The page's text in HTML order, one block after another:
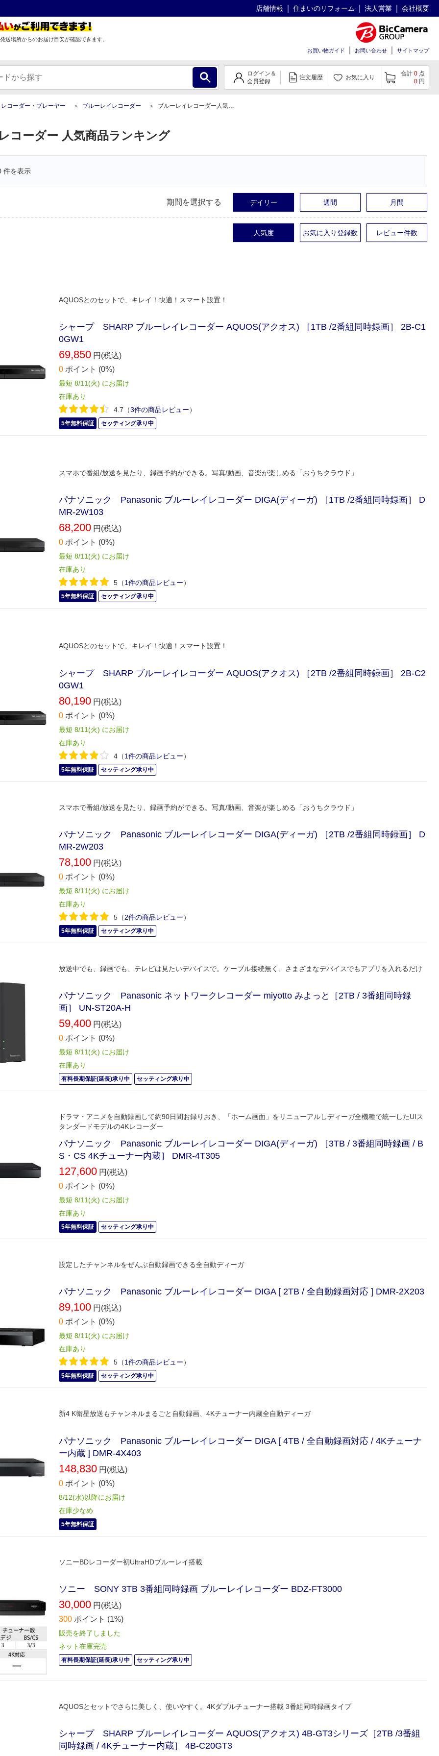
店舗情報 住まいのリフォーム 法人営業 会社概要
送場所からのお届け目安が確認できます。
お買い物ガイド
お問い合わせ サイトマップ
ログイン＆
会員登録
注文履歴 お気に入り
合計 0 点
0 円
レコーダー・プレーヤー ブルーレイレコーダー ブルーレイレコーダー人気商品ランキング
コーダー 人気商品ランキング
件を表示
期間を選択する デイリー 週間 月間
人気度 お気に入り登録数 レビュー件数
AQUOSとのセットで、キレイ！快適！スマート設置！
シャープ SHARP ブルーレイレコーダー AQUOS(アクオス) ［1TB /2番組同時録画］ 2B-C1
0GW1
69,850 円(税込)
0 ポイント (0%)
最短 8/11(火) にお届け
在庫あり
4.7 （3件の商品レビュー）
5年無料保証 セッティング承り中
スマホで番組/放送を見たり、録画予約ができる。写真/動画、音楽が楽しめる「おうちクラウド」
パナソニック Panasonic ブルーレイレコーダー DIGA(ディーガ) ［1TB /2番組同時録画］ D
MR-2W103
68,200 円(税込)
0 ポイント (0%)
最短 8/11(火) にお届け
在庫あり
5 （1件の商品レビュー）
5年無料保証 セッティング承り中
AQUOSとのセットで、キレイ！快適！スマート設置！
シャープ SHARP ブルーレイレコーダー AQUOS(アクオス) ［2TB /2番組同時録画］ 2B-C2
0GW1
80,190 円(税込)
0 ポイント (0%)
最短 8/11(火) にお届け
在庫あり
4 （1件の商品レビュー）
5年無料保証 セッティング承り中
スマホで番組/放送を見たり、録画予約ができる。写真/動画、音楽が楽しめる「おうちクラウド」
パナソニック Panasonic ブルーレイレコーダー DIGA(ディーガ) ［2TB /2番組同時録画］ D
MR-2W203
78,100 円(税込)
0 ポイント (0%)
最短 8/11(火) にお届け
在庫あり
5 （2件の商品レビュー）
5年無料保証 セッティング承り中
放送中でも、録画でも、テレビは見たいデバイスで。ケーブル接続無く、さまざまなデバイスでもアプリを入れるだけ
パナソニック Panasonic ネットワークレコーダー miyotto みよっと［2TB / 3番組同時録
画］ UN-ST20A-H
59,400 円(税込)
0 ポイント (0%)
最短 8/11(火) にお届け
在庫あり
有料長期保証(延長)承り中 セッティング承り中
ドラマ・アニメを自動録画して約90日間お録りおき、「ホーム画面」をリニューアルしディーガ全機種で統一したUIス
タンダードモデルの4Kレコーダー
パナソニック Panasonic ブルーレイレコーダー DIGA(ディーガ) ［3TB / 3番組同時録画 / B
S・CS 4Kチューナー内蔵］ DMR-4T305
127,600 円(税込)
0 ポイント (0%)
最短 8/11(火) にお届け
在庫あり
5年無料保証 セッティング承り中
設定したチャンネルをぜんぶ自動録画できる全自動ディーガ
パナソニック Panasonic ブルーレイレコーダー DIGA [ 2TB / 全自動録画対応 ] DMR-2X203
89,100 円(税込)
0 ポイント (0%)
最短 8/11(火) にお届け
在庫あり
5 （1件の商品レビュー）
5年無料保証 セッティング承り中
新4 K衛星放送もチャンネルまるごと自動録画、4Kチューナー内蔵全自動ディーガ
パナソニック Panasonic ブルーレイレコーダー DIGA [ 4TB / 全自動録画対応 / 4Kチューナ
ー内蔵 ] DMR-4X403
148,830 円(税込)
0 ポイント (0%)
8/12(水)以降にお届け
在庫少なめ
5年無料保証
ソニーBDレコーダー初UltraHDブルーレイ搭載
ソニー SONY 3TB 3番組同時録画 ブルーレイレコーダー BDZ-FT3000
30,000 円(税込)
300 ポイント (1%)
販売を終了しました
ネット在庫完売
有料長期保証(延長)承り中 セッティング承り中
AQUOSとセットでさらに美しく、使いやすく。4Kダブルチューナー搭載 3番組同時録画タイプ
シャープ SHARP ブルーレイレコーダー AQUOS(アクオス) 4B-GT3シリーズ［2TB /3番組
同時録画 / 4Kチューナー内蔵］ 4B-C20GT3